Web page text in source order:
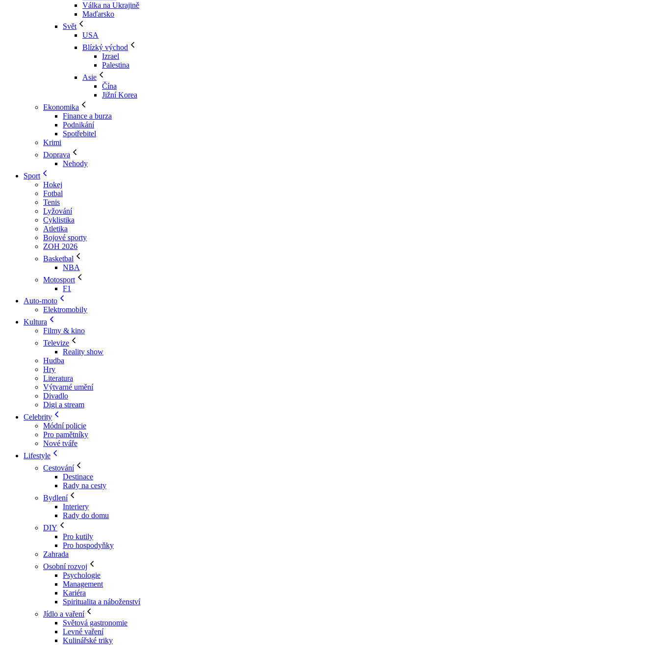
Válka na Ukrajině
Maďarsko
Svět
USA
Blízký východ
Izrael
Palestina
Asie
Čína
Jižní Korea
Ekonomika
Finance a burza
Podnikání
Spotřebitel
Krimi
Doprava
Nehody
Sport
Hokej
Fotbal
Tenis
Lyžování
Cyklistika
Atletika
Bojové sporty
ZOH 2026
Basketbal
NBA
Motosport
F1
Auto-moto
Elektromobily
Kultura
Filmy & kino
Televize
Reality show
Hudba
Hry
Literatura
Výtvarné umění
Divadlo
Digi a stream
Celebrity
Módní policie
Pro pamětníky
Nové tváře
Lifestyle
Cestování
Destinace
Rady na cesty
Bydlení
Interiery
Rady do domu
DIY
Pro kutily
Pro hospodyňky
Zahrada
Osobní rozvoj
Psychologie
Management
Kariéra
Spiritualita a náboženství
Jídlo a vaření
Světová gastronomie
Levné vaření
Kulinářské triky